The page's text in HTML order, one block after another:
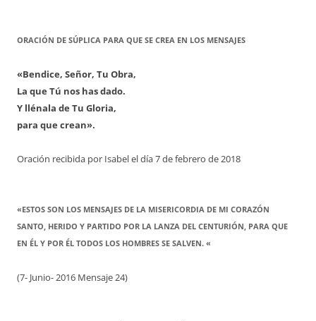
ORACIÓN DE SÚPLICA PARA QUE SE CREA EN LOS MENSAJES
«Bendice, Señor, Tu Obra,
La que Tú nos has dado.
Y llénala de Tu Gloria,
para que crean».
Oración recibida por Isabel el día 7 de febrero de 2018
«ESTOS SON LOS MENSAJES DE LA MISERICORDIA DE MI CORAZÓN
SANTO, HERIDO Y PARTIDO POR LA LANZA DEL CENTURIÓN, PARA QUE
EN ÉL Y POR ÉL TODOS LOS HOMBRES SE SALVEN. «
(7- Junio- 2016 Mensaje 24)